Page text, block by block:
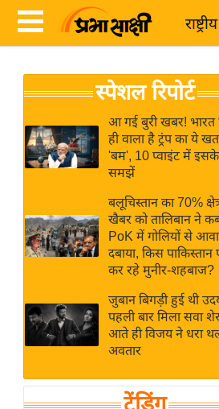
राष्ट्रीय
News
Hindi
Live
News in
Hindi
News
ख
ब
र
अंतर्राष्ट्रीय
बिज़नेस
विशेषज्ञ
राय
खेल
स्पेशल रिपोर्ट
आ गई बुरी खबर! भारत
ही वाला है ट्रंप का ये
'बम', 10 प्वाइंट में
समझें
बलूचिस्तान का 70%
खैबर को तालिबान ने
PoK में गोलियों से
दबाया, किस
कर रहे मुनीर-शहबाज?
जुबान बिगड़ी हुई थी
पहली बार मिला सवा
आते ही विजय ने धरा
अवतार
ट्रेंडिंग